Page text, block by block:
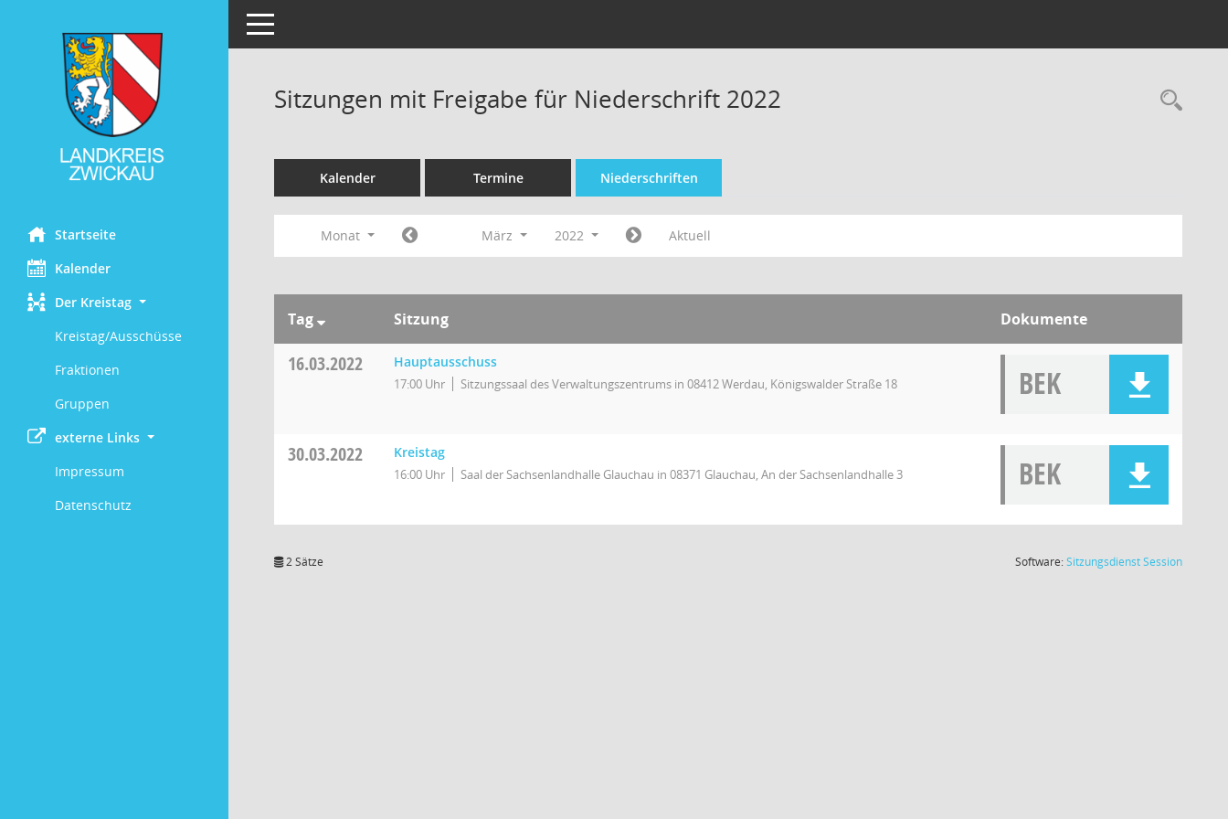
Startseite
Kalender
Der Kreistag
Kreistag/Ausschüsse
Fraktionen
Gruppen
externe Links
Impressum
Datenschutz
Toggle navigation
Sitzungen mit Freigabe für Niederschrift 2022
Kalender Termine Niederschriften
Monat März 2022 Aktuell
Tag Sitzung Dokumente
16.03.2022 Hauptausschuss
17:00 Uhr Sitzungssaal des Verwaltungszentrums in 08412 Werdau, Königswalder Straße 18 BEK
30.03.2022 Kreistag
16:00 Uhr Saal der Sachsenlandhalle Glauchau in 08371 Glauchau, An der Sachsenlandhalle 3 BEK
2 Sätze Software:SitzungsdienstSession(Wird in